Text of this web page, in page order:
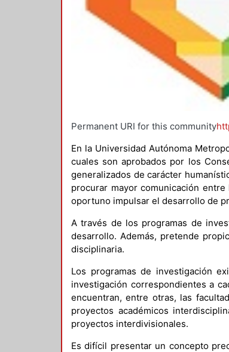
Permanent URI for this community
En la Universidad Autónoma
cuales son aprobados por los
generalizados de carácter
procurar mayor comunicación
oportuno impulsar el desarrollo de
A través de los programas de
desarrollo. Además, pretende
disciplinaria.
Los programas de investigación
investigación correspondientes a
encuentran, entre otras, las
proyectos académicos
proyectos interdivisionales.
Es difícil presentar un concepto